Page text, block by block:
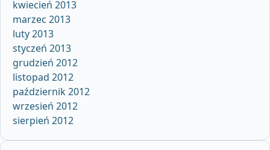
kwiecień 2013
marzec 2013
luty 2013
styczeń 2013
grudzień 2012
listopad 2012
październik 2012
wrzesień 2012
sierpień 2012